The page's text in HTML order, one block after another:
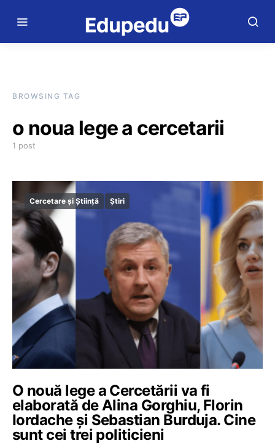
BROWSING TAG
o noua lege a cercetarii
1 post
Cercetare și Știință Știri
O nouă lege a Cercetării va fi
elaborată de Alina Gorghiu, Florin
Iordache și Sebastian Burduja. Cine
sunt cei trei politicieni